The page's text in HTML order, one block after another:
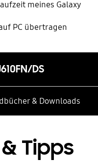
meines Galaxy
PC übertragen
DS
& Downloads
Tipps